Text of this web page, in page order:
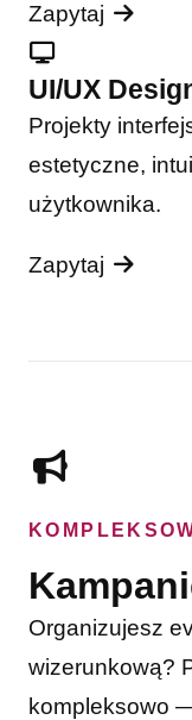
Zapytaj
UI/UX
Projekty
estetyczne,
użytkownika.
Zapytaj
Organizujesz
wizerunkową?
kompleksowo